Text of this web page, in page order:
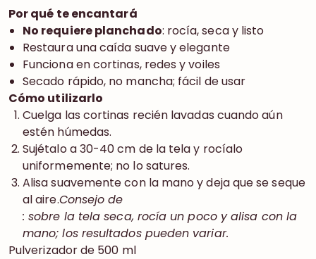
Por qué te encantará
No requiere planchado: rocía, seca y listo
Restaura una caída suave y elegante
Funciona en cortinas, redes y voiles
Secado rápido, no mancha; fácil de usar
Cómo utilizarlo
Cuelga las cortinas recién lavadas cuando aún
estén húmedas.
Sujétalo a 30-40 cm de la tela y rocíalo
uniformemente; no lo satures.
Alisa suavemente con la mano y deja que se seque
al aire.Consejo de
: sobre la tela seca, rocía un poco y alisa con la
mano; los resultados pueden variar.
Pulverizador de 500 ml